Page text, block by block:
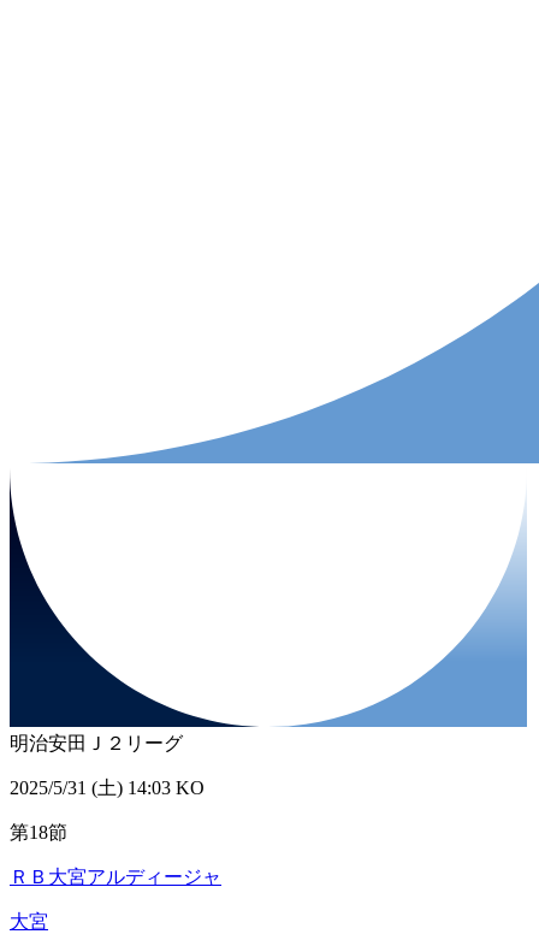
明治安田Ｊ２リーグ
2025/5/31 (土) 14:03 KO
第18節
ＲＢ大宮アルディージャ
大宮